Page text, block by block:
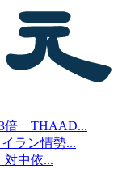
倍 THAAD...
ラン情勢...
中依...